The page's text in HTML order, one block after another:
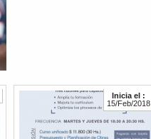
Inicia el :
15/Feb/2018